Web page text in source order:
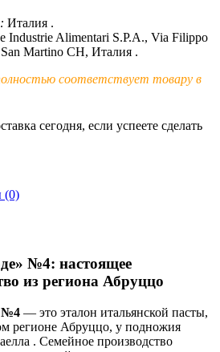
Италия .
Industrie Alimentari S.P.A., Via Filippo
Martino CH, Италия .
соответствует товару в
сегодня, если успеете сделать
(0)
№4: настоящее
из региона Абруццо
№4 — это эталон итальянской пасты,
регионе Абруццо, у подножия
. Семейное производство